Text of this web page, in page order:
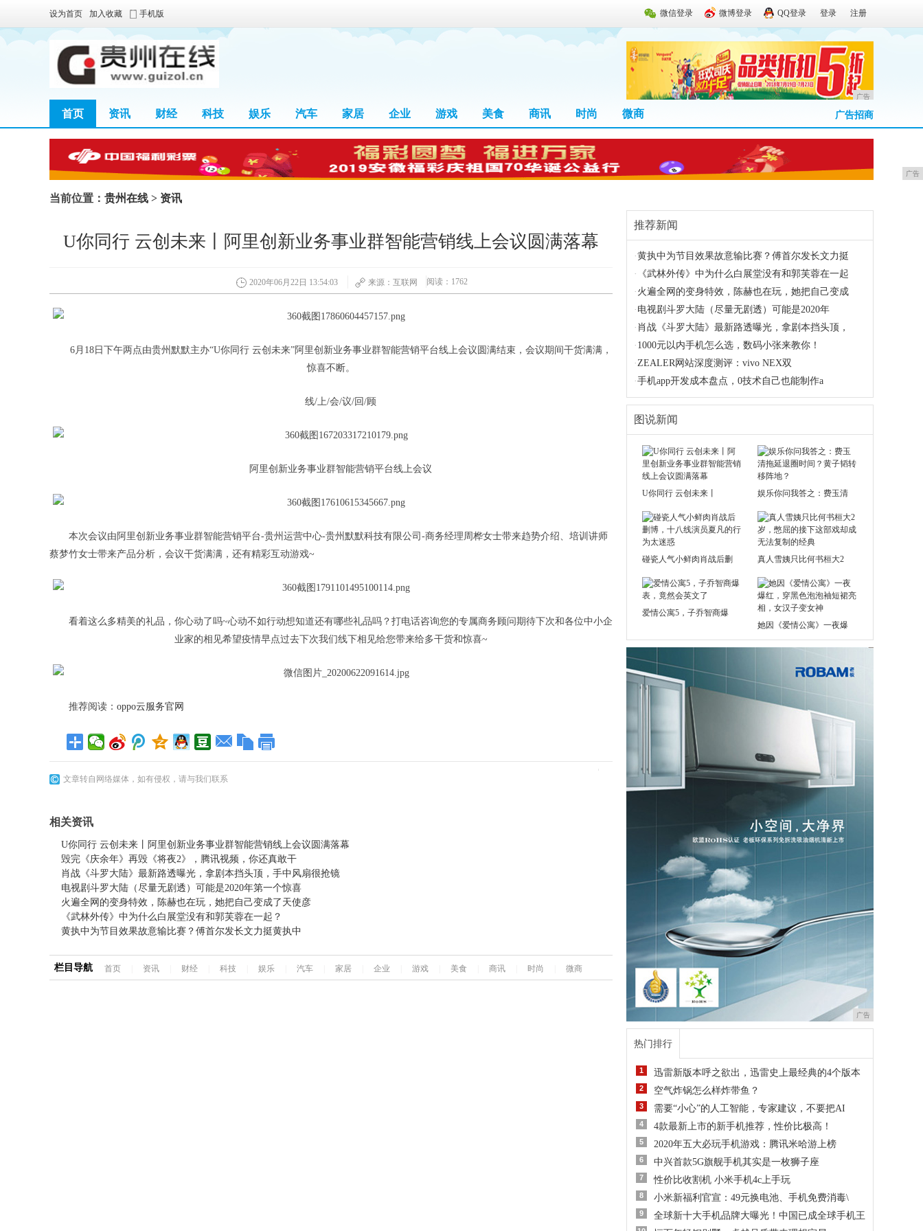
微信登录 微博登录 QQ登录 登录 注册
设为首页 加入收藏 手机版
广告
首页 资讯 财经 科技 娱乐 汽车 家居 企业 游戏 美食 商讯 时尚 微商 广告招商
广告
当前位置： 贵州在线 > 资讯
U你同行 云创未来丨阿里创新业务事业群智能营销线上会议圆满落幕
2020年06月22日 13:54:03 来源：互联网 阅读：1762
6月18日下午两点由贵州默默主办“U你同行 云创未来”阿里创新业务事业群智能营销平台线上会议圆满结束，会议期间干货满满，
惊喜不断。
线/上/会/议/回/顾
阿里创新业务事业群智能营销平台线上会议
本次会议由阿里创新业务事业群智能营销平台-贵州运营中心-贵州默默科技有限公司-商务经理周桦女士带来趋势介绍、培训讲师
蔡梦竹女士带来产品分析，会议干货满满，还有精彩互动游戏~
看着这么多精美的礼品，你心动了吗~心动不如行动想知道还有哪些礼品吗？打电话咨询您的专属商务顾问期待下次和各位中小企
业家的相见希望疫情早点过去下次我们线下相见给您带来给多干货和惊喜~
推荐阅读： oppo云服务官网
文章转自网络媒体，如有侵权，请与我们联系
相关资讯
U你同行 云创未来丨阿里创新业务事业群智能营销线上会议圆满落幕
毁完《庆余年》再毁《将夜2》，腾讯视频，你还真敢干
肖战《斗罗大陆》最新路透曝光，拿剧本挡头顶，手中风扇很抢镜
电视剧斗罗大陆（尽量无剧透）可能是2020年第一个惊喜
火遍全网的变身特效，陈赫也在玩，她把自己变成了天使彦
《武林外传》中为什么白展堂没有和郭芙蓉在一起？
黄执中为节目效果故意输比赛？傅首尔发长文力挺黄执中
栏目导航 首页 资讯 财经 科技 娱乐 汽车 家居 企业 游戏 美食 商讯 时尚 微商
推荐新闻
·黄执中为节目效果故意输比赛？傅首尔发长文力挺
·
《武林外传》中为什么白展堂没有和郭芙蓉在一起
· 火遍全网的变身特效，陈赫也在玩，她把自己变成
· 电视剧斗罗大陆（尽量无剧透）可能是2020年
· 肖战《斗罗大陆》最新路透曝光，拿剧本挡头顶，
· 1000元以内手机怎么选，数码小张来教你！
·ZEALER网站深度测评：vivo NEX双
·手机app开发成本盘点，0技术自己也能制作a
图说新闻
U你同行 云创未来丨 娱乐你问我答之：费玉清
碰瓷人气小鲜肉肖战后删 真人雪姨只比何书桓大2
爱情公寓5，子乔智商爆
她因《爱情公寓》一夜爆
广告
热门排行
1 迅雷新版本呼之欲出，迅雷史上最经典的4个版本
2 空气炸锅怎么样炸带鱼？
3 需要“小心”的人工智能，专家建议，不要把AI
4 4款最新上市的新手机推荐，性价比极高！
5 ​2020年五大必玩手机游戏：腾讯米哈游上榜
6 中兴首款5G旗舰手机其实是一枚狮子座
7 性价比收割机 小米手机4c上手玩
8 小米新福利官宣：49元换电池、手机免费消毒\
9 全球新十大手机品牌大曝光！中国已成全球手机王